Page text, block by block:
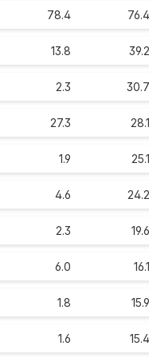
78.4 76.4
13.8 39.2
2.3 30.7
27.3 28.1
1.9 25.1
4.6 24.2
2.3 19.6
6.0 16.1
1.8 15.9
1.6 15.4